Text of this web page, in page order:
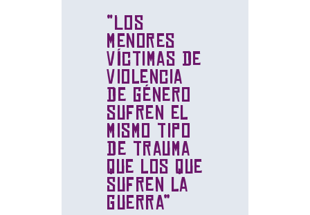
“Los
menores
víctimas de
violencia
de género
sufren el
mismo tipo
de trauma
que los que
sufren la
guerra”